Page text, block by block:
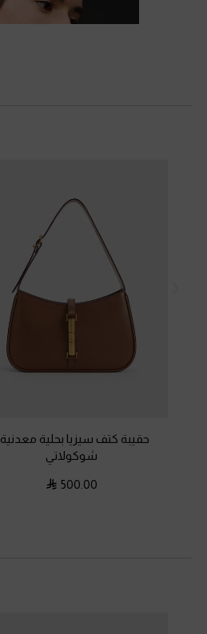
حقيبة كتف سيزيا بحلية معدنية
شوكولاتي
500.00